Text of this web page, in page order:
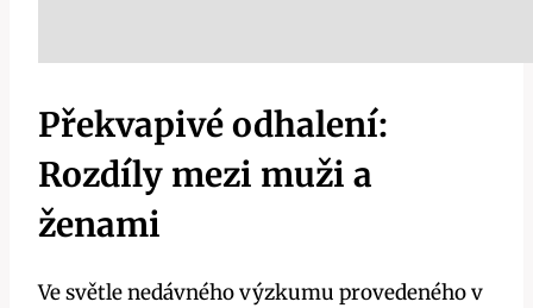
Překvapivé odhalení:
Rozdíly mezi muži a
ženami
Ve světle nedávného výzkumu provedeného v